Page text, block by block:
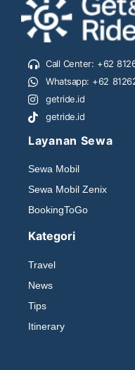
Call Center: +62
Whatsapp: +62
getride.id
getride.id
Layanan Sewa
Sewa Mobil
Sewa Mobil Zenix
BookingToGo
Kategori
Travel
News
Tips
Itinerary